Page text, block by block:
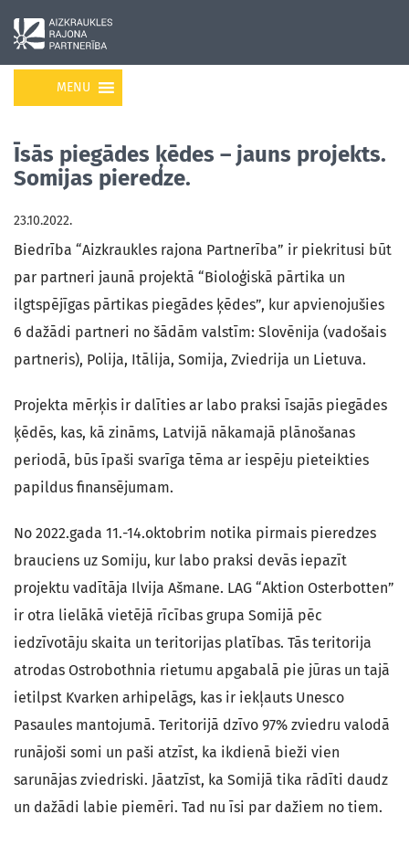
MENU
Īsās piegādes ķēdes – jauns projekts.
Somijas pieredze.
23.10.2022.
Biedrība “Aizkraukles rajona Partnerība” ir piekritusi būt
par partneri jaunā projektā “Bioloģiskā pārtika un
ilgtspējīgas pārtikas piegādes ķēdes”, kur apvienojušies
6 dažādi partneri no šādām valstīm: Slovēnija (vadošais
partneris), Polija, Itālija, Somija, Zviedrija un Lietuva.
Projekta mērķis ir dalīties ar labo praksi īsajās piegādes
ķēdēs, kas, kā zināms, Latvijā nākamajā plānošanas
periodā, būs īpaši svarīga tēma ar iespēju pieteikties
papildus finansējumam.
No 2022.gada 11.-14.oktobrim notika pirmais pieredzes
brauciens uz Somiju, kur labo praksi devās iepazīt
projektu vadītāja Ilvija Ašmane. LAG “Aktion Osterbotten”
ir otra lielākā vietējā rīcības grupa Somijā pēc
iedzīvotāju skaita un teritorijas platības. Tās teritorija
atrodas Ostrobothnia rietumu apgabalā pie jūras un tajā
ietilpst Kvarken arhipelāgs, kas ir iekļauts Unesco
Pasaules mantojumā. Teritorijā dzīvo 97% zviedru valodā
runājoši somi un paši atzīst, ka ikdienā bieži vien
sarunājas zviedriski. Jāatzīst, ka Somijā tika rādīti daudz
un dažādi labie piemēri. Tad nu īsi par dažiem no tiem.